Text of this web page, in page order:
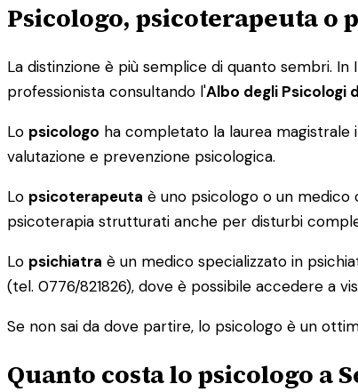
Psicologo, psicoterapeuta o
La distinzione è più semplice di quanto sembri. In
professionista consultando l'Albo degli Psicologi
Lo psicologo ha completato la laurea magistrale
valutazione e prevenzione psicologica.
Lo psicoterapeuta è uno psicologo o un medico
psicoterapia strutturati anche per disturbi
Lo psichiatra è un medico specializzato in
(tel. 0776/821826), dove è possibile accedere a
Se non sai da dove partire, lo psicologo è un
Quanto costa lo psicologo a